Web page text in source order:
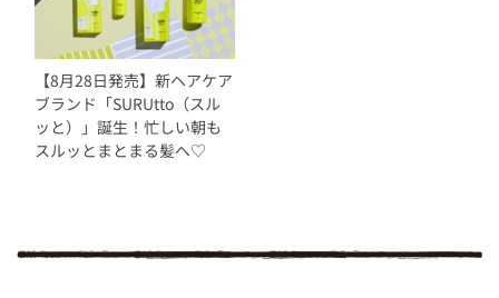
【8月28日発売】新ヘアケア
ブランド「SURUtto（スル
ッと）」誕生！忙しい朝も
スルッとまとまる髪へ♡